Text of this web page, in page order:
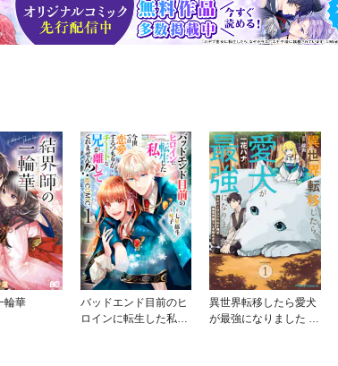
輪華
バッドエンド目前のヒ
ロインに転生した私、
異世界転移したら愛犬
が最強になりました ～